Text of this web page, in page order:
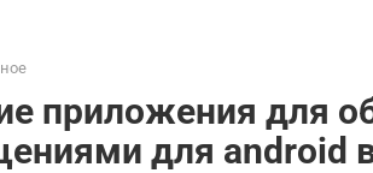
приложения для
для android